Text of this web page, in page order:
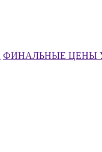
ФИНАЛЬНЫЕ ЦЕНЫ